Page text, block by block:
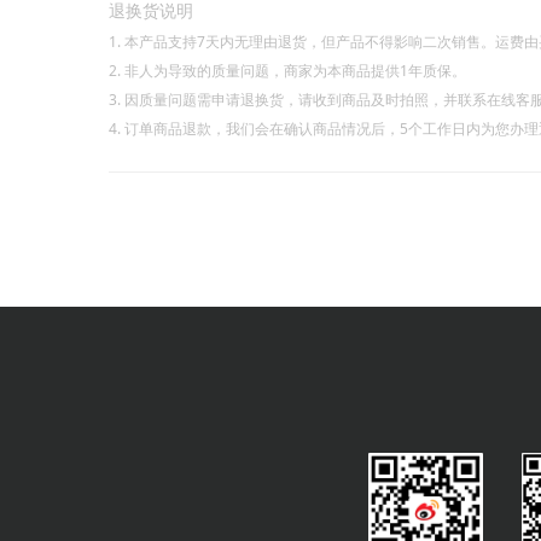
退换货说明
1. 本产品支持7天内无理由退货，但产品不得影响二次销售。运费
2. 非人为导致的质量问题，商家为本商品提供1年质保。
3. 因质量问题需申请退换货，请收到商品及时拍照，并联系在线客
4. 订单商品退款，我们会在确认商品情况后，5个工作日内为您办